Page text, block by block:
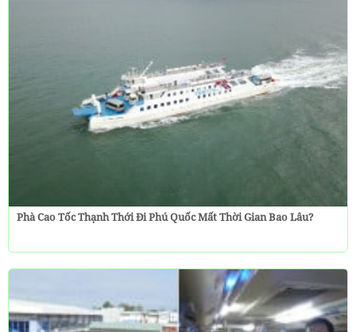
Phà Cao Tốc Thạnh Thới Đi Phú Quốc Mất Thời Gian Bao Lâu?